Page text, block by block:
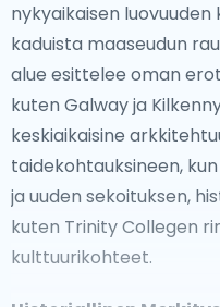
nykyaikaisen luovuuden
kaduista maaseudun
alue esittelee oman
kuten Galway ja
keskiaikaisine
taidekohtauksineen,
ja uuden sekoituksen,
kuten Trinity Collegen
kulttuurikohteet.